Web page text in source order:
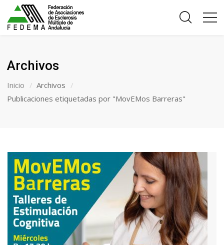
Archivos
Inicio
Archivos
Publicaciones etiquetadas por "MovEMos Barreras"